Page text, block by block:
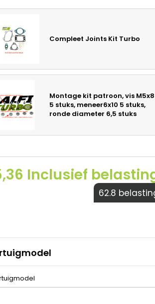
Compleet Joints Kit Turbo
Montage kit patroon, vis M5x8
5 stuks, meneer6x10 5 stuks,
ronde diameter 6,5 stuks
Inclusief
62.8